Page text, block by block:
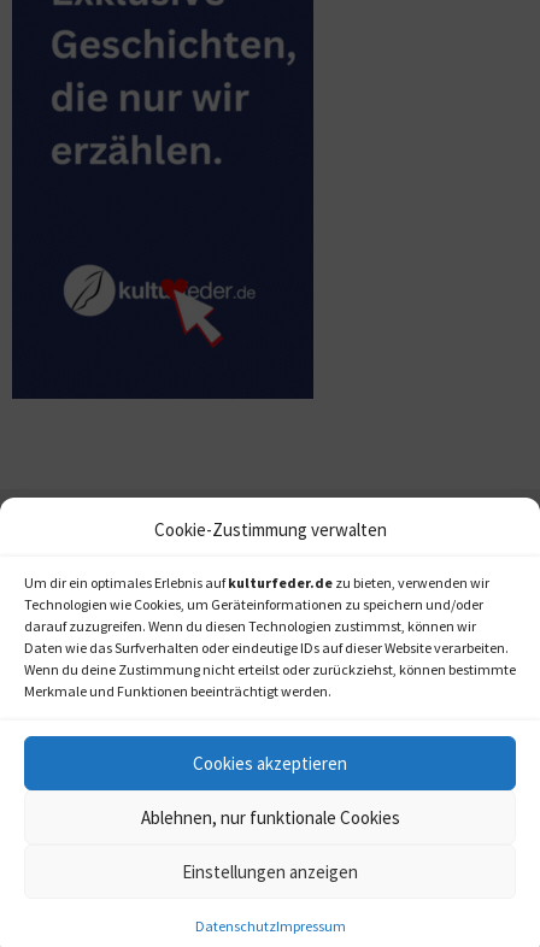
Cookie-Zustimmung verwalten
Um dir ein optimales Erlebnis aufkulturfeder.de zu bieten, verwenden wir
Technologien wie Cookies, um Geräteinformationen zu speichern und/oder
darauf zuzugreifen. Wenn du diesen Technologien zustimmst, können wir
Daten wie das Surfverhalten oder eindeutige IDs auf dieser Website verarbeiten.
Wenn du deine Zustimmung nicht erteilst oder zurückziehst, können bestimmte
Merkmale und Funktionen beeinträchtigt werden.
Cookies akzeptieren
Ablehnen, nur funktionale Cookies
Einstellungen anzeigen
DatenschutzImpressum
kulturfeder.de –
Musical, Oper und mehr